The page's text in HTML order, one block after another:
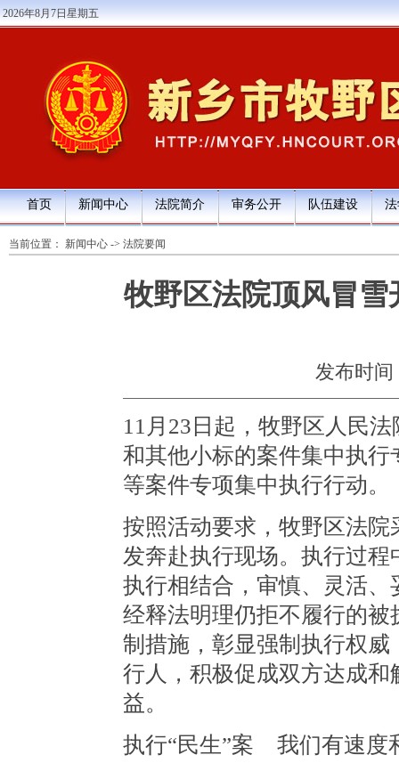
2026年8月7日星期五
首页 新闻中心 法院简介 审务公开 队伍建设
当前位置： 新闻中心 -> 法院要闻
牧野区法院顶风冒
发布时间
11月23日起，牧野区人民
和其他小标的案件集中执
等案件专项集中执行行动。
按照活动要求，牧野区法
发奔赴执行现场。执行过
执行相结合，审慎、灵活
经释法明理仍拒不履行的
制措施，彰显强制执行权
行人，积极促成双方达成
益。
执行“民生”案 我们有速度